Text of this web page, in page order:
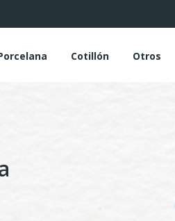
Cotillón Otros